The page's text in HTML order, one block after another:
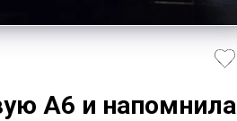
A6 и напомнила